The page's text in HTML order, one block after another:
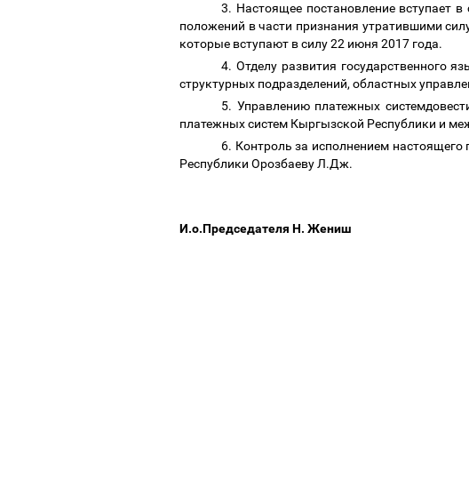
3. Настоящее постановление вступает
положений в части признания утратившими
которые вступают в силу 22 июня 2017 года.
4. Отделу развития государственного
структурных подразделений, областных
5. Управлению платежных
платежных систем Кыргызской Республики и
6. Контроль за исполнением
Республики Орозбаеву Л.Дж.
И.о.Председателя Н. Жениш